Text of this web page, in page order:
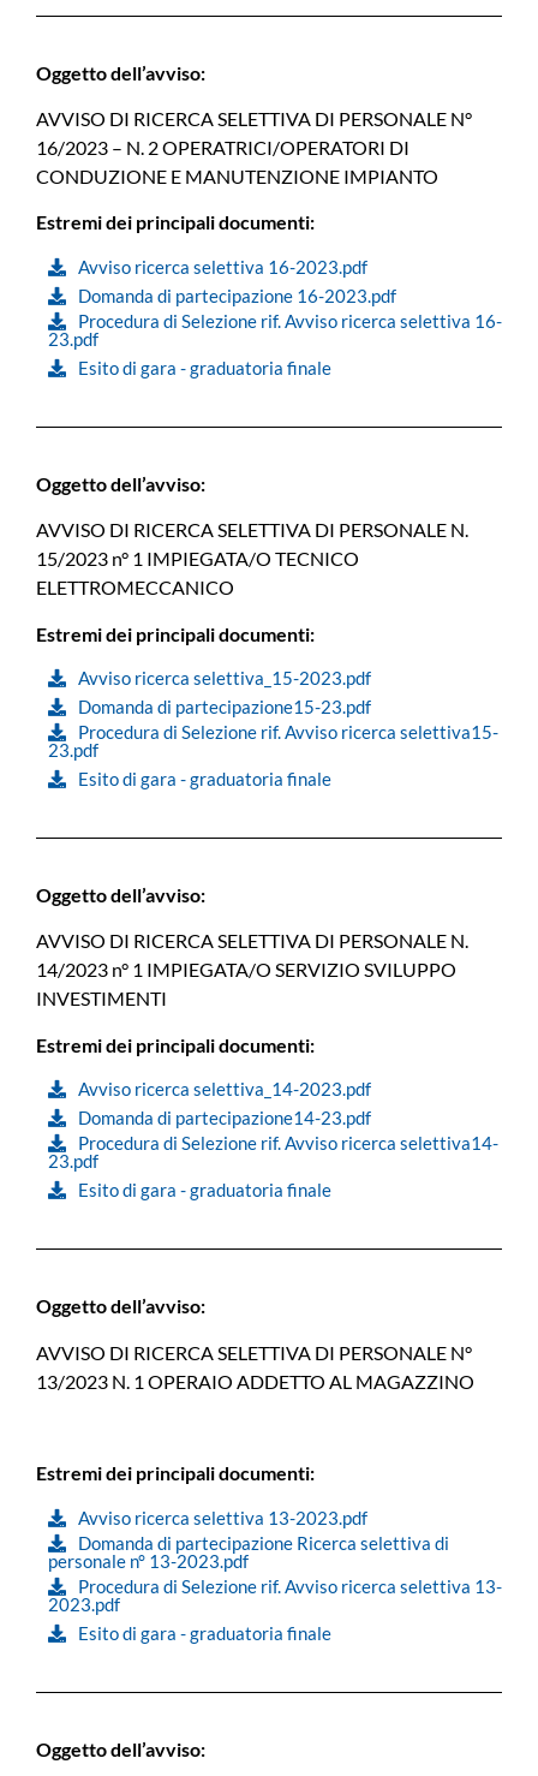
Oggetto dell’avviso:
AVVISO DI RICERCA SELETTIVA DI PERSONALE N°
16/2023 – N. 2 OPERATRICI/OPERATORI DI
CONDUZIONE E MANUTENZIONE IMPIANTO
Estremi dei principali documenti:
Avviso ricerca selettiva 16-2023.pdf
Domanda di partecipazione 16-2023.pdf
Procedura di Selezione rif. Avviso ricerca selettiva 16-
23.pdf
Esito di gara - graduatoria finale
Oggetto dell’avviso:
AVVISO DI RICERCA SELETTIVA DI PERSONALE N.
15/2023 n° 1 IMPIEGATA/O TECNICO
ELETTROMECCANICO
Estremi dei principali documenti:
Avviso ricerca selettiva_15-2023.pdf
Domanda di partecipazione15-23.pdf
Procedura di Selezione rif. Avviso ricerca selettiva15-
23.pdf
Esito di gara - graduatoria finale
Oggetto dell’avviso:
AVVISO DI RICERCA SELETTIVA DI PERSONALE N.
14/2023 n° 1 IMPIEGATA/O SERVIZIO SVILUPPO
INVESTIMENTI
Estremi dei principali documenti:
Avviso ricerca selettiva_14-2023.pdf
Domanda di partecipazione14-23.pdf
Procedura di Selezione rif. Avviso ricerca selettiva14-
23.pdf
Esito di gara - graduatoria finale
Oggetto dell’avviso:
AVVISO DI RICERCA SELETTIVA DI PERSONALE N°
13/2023 N. 1 OPERAIO ADDETTO AL MAGAZZINO
Estremi dei principali documenti:
Avviso ricerca selettiva 13-2023.pdf
Domanda di partecipazione Ricerca selettiva di
personale n° 13-2023.pdf
Procedura di Selezione rif. Avviso ricerca selettiva 13-
2023.pdf
Esito di gara - graduatoria finale
Oggetto dell’avviso: